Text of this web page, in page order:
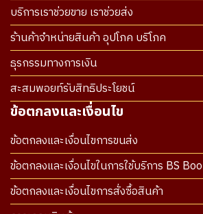
บริการเราช่วยขาย เราช่วยส่ง
ร้านค้าจำหน่ายสินค้า อุปโภค บริโภค
ธุรกรรมทางการเงิน
สะสมพอยท์รับสิทธิประโยชน์
ข้อตกลงและเงื่อนไข
ข้อตกลงและเงื่อนไขการขนส่ง
ข้อตกลงและเงื่อนไขในการใช้บริการ BS
ข้อตกลงและเงื่อนไขการสั่งซื้อสินค้า